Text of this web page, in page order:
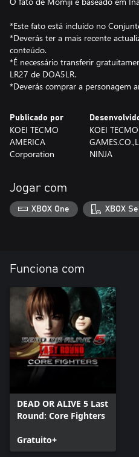
*Este fato está incluído no
*Deverás ter a mais recente
conteúdo.
*É necessário transferir
LR27 de DOA5LR.
*Deverás comprar a personagem
Publicado por
KOEI TECMO
AMERICA
Corporation
KOEI TECMO
NINJA
Jogar com
XBOX One XBOX
Funciona com
DEAD OR ALIVE 5 Last
Round: Core Fighters
Gratuito+